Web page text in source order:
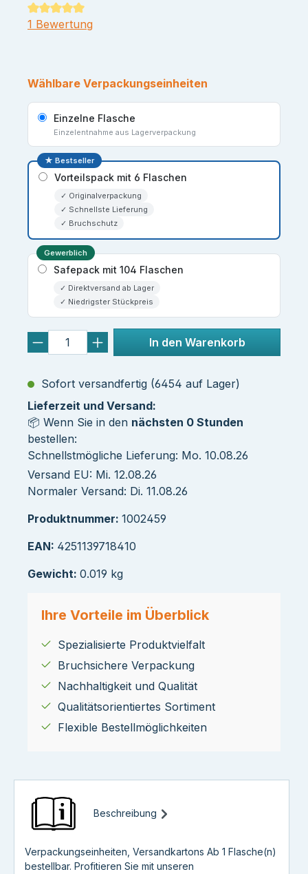
Durchschnittliche Bewertung von 5 von 5 Sternen
1 Bewertung
Wählbare Verpackungseinheiten
Einzelne Flasche
Einzelentnahme aus Lagerverpackung
★ Bestseller
Vorteilspack mit 6 Flaschen
✓ Originalverpackung
✓ Schnellste Lieferung
✓ Bruchschutz
Gewerblich
Safepack mit 104 Flaschen
✓ Direktversand ab Lager
✓ Niedrigster Stückpreis
In den Warenkorb
Sofort versandfertig (6454 auf Lager)
Lieferzeit und Versand:
📦 Wenn Sie in den nächsten 0 Stunden
bestellen:
Schnellstmögliche Lieferung: Mo. 10.08.26
Versand EU: Mi. 12.08.26
Normaler Versand: Di. 11.08.26
Produktnummer: 1002459
EAN: 4251139718410
Gewicht: 0.019 kg
Ihre Vorteile im Überblick
Spezialisierte Produktvielfalt
Bruchsichere Verpackung
Nachhaltigkeit und Qualität
Qualitätsorientiertes Sortiment
Flexible Bestellmöglichkeiten
Beschreibung
Verpackungseinheiten, Versandkartons Ab 1 Flasche(n)
bestellbar. Profitieren Sie mit unseren